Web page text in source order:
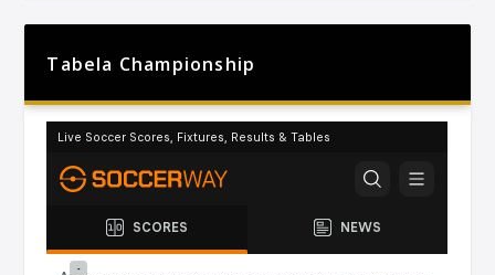
Tabela Championship